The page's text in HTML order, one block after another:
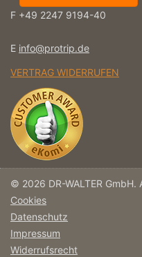
F +49 2247 9194-40
E info@protrip.de
VERTRAG WIDERRUFEN
© 2026 DR-WALTER
Cookies
Datenschutz
Impressum
Widerrufsrecht